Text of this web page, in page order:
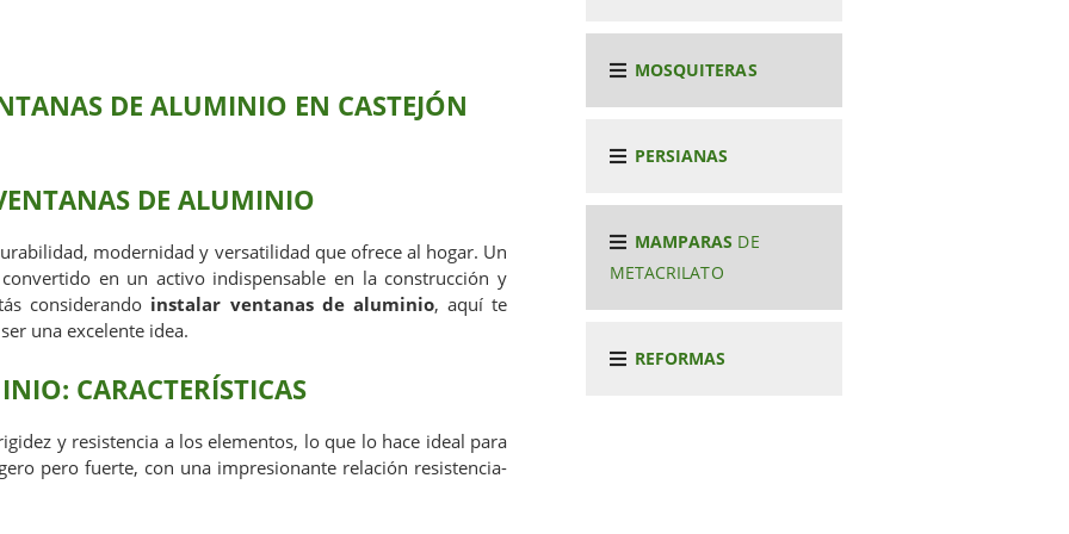
DE ALUMINIO EN CASTEJÓN
DE ALUMINIO
modernidad y versatilidad que ofrece al hogar. Un
en un activo indispensable en la construcción y
considerando instalar ventanas de aluminio, aquí te
una excelente idea.
CARACTERÍSTICAS
y resistencia a los elementos, lo que lo hace ideal para
pero fuerte, con una impresionante relación resistencia-
MOSQUITERAS
PERSIANAS
MAMPARAS DE
METACRILATO
REFORMAS